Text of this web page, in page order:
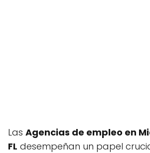
Las Agencias de empleo en
FL desempeñan un papel